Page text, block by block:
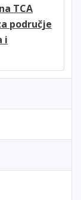
TCA
područje
i